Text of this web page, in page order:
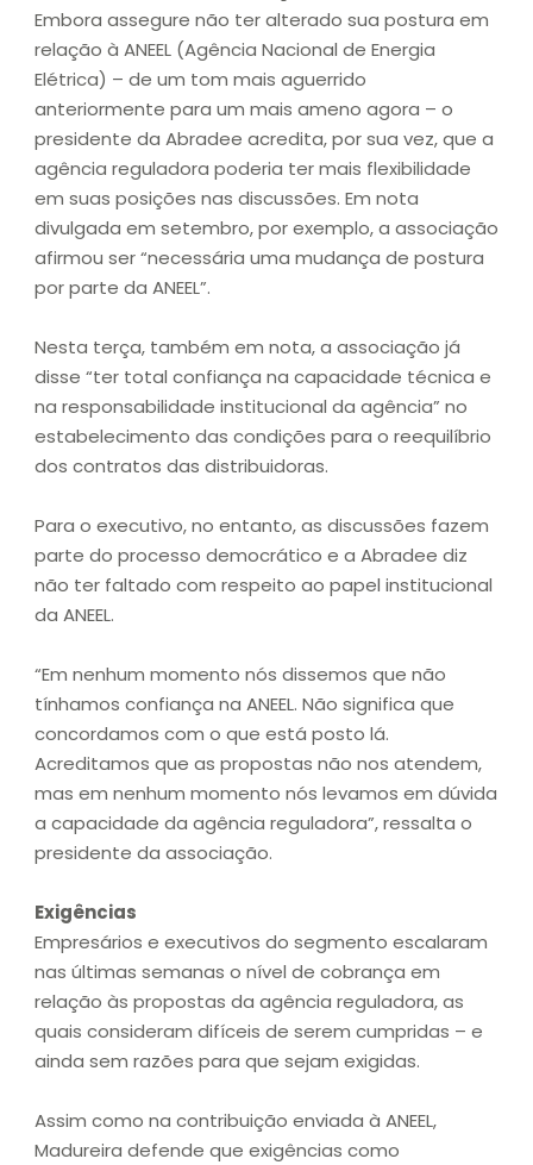
Embora assegure não ter alterado sua postura em
relação à ANEEL (Agência Nacional de Energia
Elétrica) – de um tom mais aguerrido
anteriormente para um mais ameno agora – o
presidente da Abradee acredita, por sua vez, que a
agência reguladora poderia ter mais flexibilidade
em suas posições nas discussões. Em nota
divulgada em setembro, por exemplo, a associação
afirmou ser “necessária uma mudança de postura
por parte da ANEEL”.
Nesta terça, também em nota, a associação já
disse “ter total confiança na capacidade técnica e
na responsabilidade institucional da agência” no
estabelecimento das condições para o reequilíbrio
dos contratos das distribuidoras.
Para o executivo, no entanto, as discussões fazem
parte do processo democrático e a Abradee diz
não ter faltado com respeito ao papel institucional
da ANEEL.
“Em nenhum momento nós dissemos que não
tínhamos confiança na ANEEL. Não significa que
concordamos com o que está posto lá.
Acreditamos que as propostas não nos atendem,
mas em nenhum momento nós levamos em dúvida
a capacidade da agência reguladora”, ressalta o
presidente da associação.
Exigências
Empresários e executivos do segmento escalaram
nas últimas semanas o nível de cobrança em
relação às propostas da agência reguladora, as
quais consideram difíceis de serem cumpridas – e
ainda sem razões para que sejam exigidas.
Assim como na contribuição enviada à ANEEL,
Madureira defende que exigências como